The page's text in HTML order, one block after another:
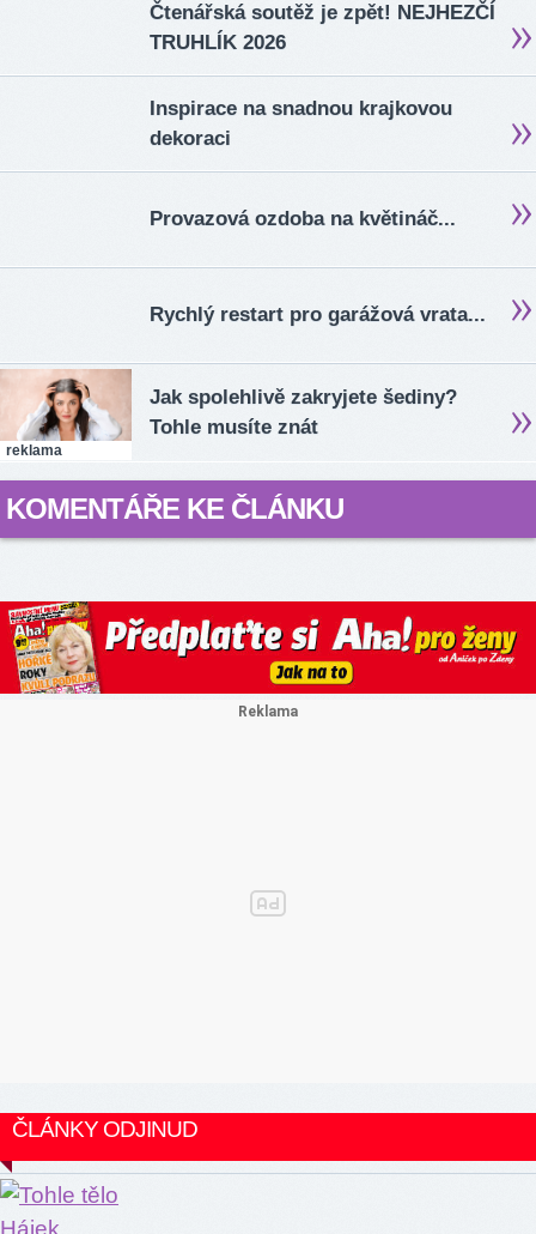
Čtenářská soutěž je zpět! NEJHEZČÍ
TRUHLÍK 2026
Inspirace na snadnou krajkovou
dekoraci
Provazová ozdoba na květináč...
Rychlý restart pro garážová vrata...
reklama
Jak spolehlivě zakryjete šediny?
Tohle musíte znát
KOMENTÁŘE KE ČLÁNKU
ČLÁNKY ODJINUD